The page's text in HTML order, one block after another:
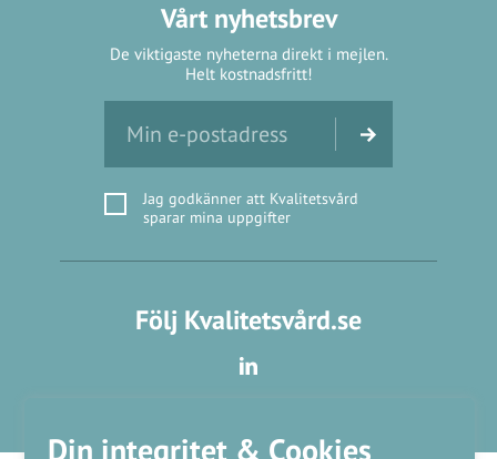
Din integritet & Cookies
Vårt nyhetsbrev
De viktigaste nyheterna direkt i mejlen.
Helt kostnadsfritt!
Jag godkänner att Kvalitetsvård
sparar mina uppgifter
Följ Kvalitetsvård.se